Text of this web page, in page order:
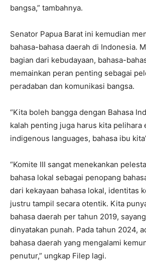
bangsa,” tambahnya.
Senator Papua Barat ini kemudian
bahasa-bahasa daerah di Indonesia.
bagian dari kebudayaan, bahasa-
memainkan peran penting sebagai
peradaban dan komunikasi bangsa.
“Kita boleh bangga dengan Bahasa
kalah penting juga harus kita pelihara
indigenous languages, bahasa ibu
“Komite III sangat menekankan
bahasa lokal sebagai penopang
dari kekayaan bahasa lokal, identitas
justru tampil secara otentik. Kita
bahasa daerah per tahun 2019,
dinyatakan punah. Pada tahun 2024,
bahasa daerah yang mengalami
penutur,” ungkap Filep lagi.